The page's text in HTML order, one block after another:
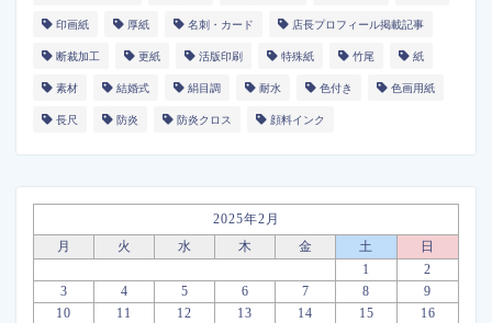
印画紙 厚紙 名刺・カード 店長プロフィール掲載記事
断裁加工 更紙 活版印刷 特殊紙 竹尾 紙
素材 結婚式 絹目調 耐水 色付き 色画用紙
長尺 防炎 防炎クロス 顔料インク
2025年2月
月
火 水 木 金 土
日
1
2
3
4 5 6 7 8
9
10
11 12 13 14 15
16